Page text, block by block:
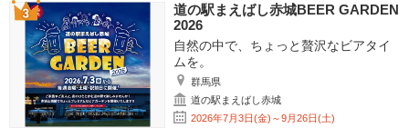
道の駅まえばし赤城BEER GARDEN
2026
自然の中で、ちょっと贅沢なビアタイ
ムを。
群馬県
道の駅まえばし赤城
2026年7月3日(金)～9月26日(土)